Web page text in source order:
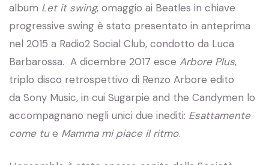
album Let it swing, omaggio ai Beatles in chiave
progressive swing è stato presentato in anteprima
nel 2015 a Radio2 Social Club, condotto da Luca
Barbarossa. A dicembre 2017 esce Arbore Plus,
triplo disco retrospettivo di Renzo Arbore edito
da Sony Music, in cui Sugarpie and the Candymen lo
accompagnano negli unici due inediti: Esattamente
come tue Mamma mi piace il ritmo.